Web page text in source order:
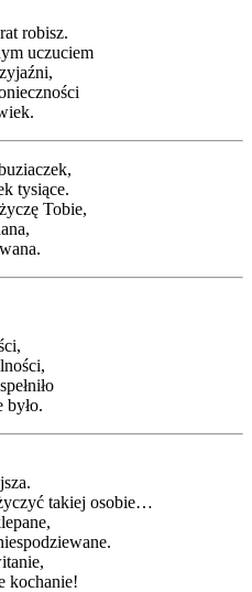
robisz.
uczuciem
tysiące.
Tobie,
było.
takiej osobie…
kochanie!